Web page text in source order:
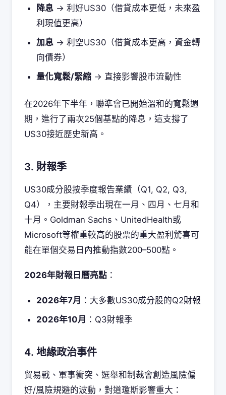
降息 → 利好US30（借貸成本更低，未來盈
利現值更高）
加息 → 利空US30（借貸成本更高，資金轉
向債券）
量化寬鬆/緊縮 → 直接影響股市流動性
在2026年下半年，聯準會已開始溫和的寬鬆週
期，進行了兩次25個基點的降息，這支撐了
US30接近歷史新高。
3. 財報季
US30成分股按季度報告業績（Q1, Q2, Q3,
Q4），主要財報季出現在一月、四月、七月和
十月。Goldman Sachs、UnitedHealth或
Microsoft等權重較高的股票的重大盈利驚喜可
能在單個交易日內推動指數200–500點。
2026年財報日曆亮點 ：
2026年7月 ：大多數US30成分股的Q2財報
2026年10月 ：Q3財報季
4. 地緣政治事件
貿易戰、軍事衝突、選舉和制裁會創造風險偏
好/風險規避的波動，對道瓊斯影響重大：